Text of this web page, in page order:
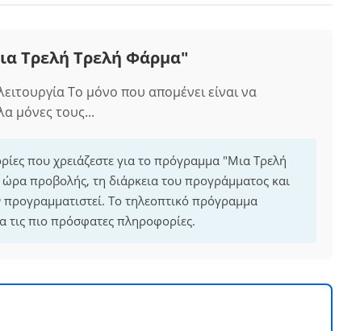
Τρελή Τρελή Φάρμα"
Το μόνο που απομένει είναι να
μόνες τους...
που χρειάζεστε για το πρόγραμμα "Μια Τρελή
προβολής, τη διάρκεια του προγράμματος και
προγραμματιστεί. Το τηλεοπτικό πρόγραμμα
τις πιο πρόσφατες πληροφορίες.